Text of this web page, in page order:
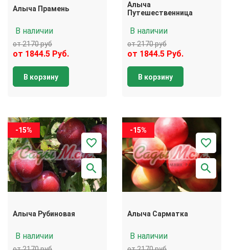
Алыча Прамень
В наличии
от 2170 руб
от 1844.5 Руб.
В корзину
Алыча
Путешественница
В наличии
от 2170 руб
от 1844.5 Руб.
В корзину
-15%
Алыча Рубиновая
В наличии
-15%
Алыча Сарматка
В наличии